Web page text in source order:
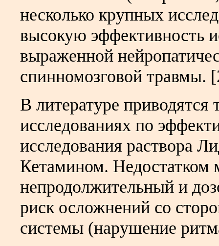
несколько крупных
высокую эффективность
выраженной
спинномозговой травмы.
В литературе
исследованиях по
исследования раствора
Кетамином. Недостатком
непродолжительный и
риск осложнений со
системы (нарушение